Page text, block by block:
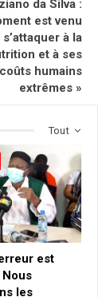
da Silva :
est venu
s’attaquer à la
et à ses
coûts humains
extrêmes »
Tout
est
les